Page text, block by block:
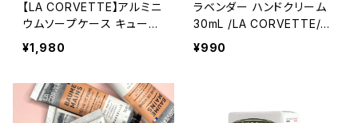
【LA CORVETTE】アルミニ
ウムソープケース キューブ
石鹸300g専用 ラ・コルベッ
ト ＜旅行/持ち運び＞
¥1,980
ラベンダー ハンドクリーム
30mL /LA CORVETTE/
ラ・コルベット ＜フランス製
¥990